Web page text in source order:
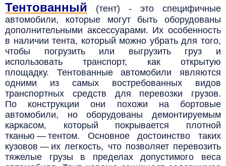
Тентованный (тент) - это специфичные
автомобили, которые могут быть оборудованы
дополнительными аксессуарами. Их особенность
в наличии тента, который можно убрать для того,
чтобы погрузить или выгрузить груз и
использовать транспорт, как открытую
площадку. Тентованные автомобили являются
одними из самых востребованных видов
транспортных средств для перевозки грузов.
По конструкции они похожи на бортовые
автомобили, но оборудованы демонтируемым
каркасом, который покрывается плотной
тканью — тентом. Основное достоинство таких
кузовов — их легкость, что позволяет перевозить
тяжелые грузы в пределах допустимого веса